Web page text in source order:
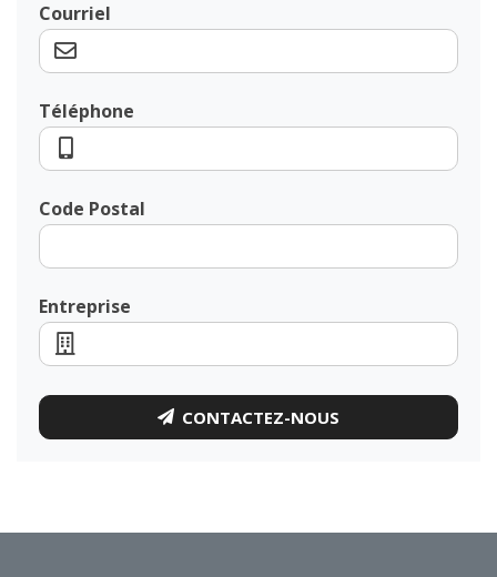
Courriel
Téléphone
Code Postal
Entreprise
CONTACTEZ-NOUS